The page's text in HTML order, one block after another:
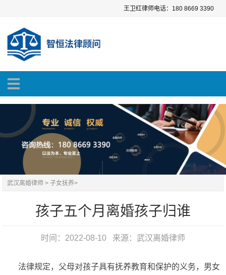
王卫红律师电话：180 8669 3390
武汉离婚律师 >子女抚养>
孩子五个月离婚孩子归谁
时间：2022-08-10 来源： 武汉离婚律师
法律规定，父母对孩子具有抚养教育和保护的义务，男女